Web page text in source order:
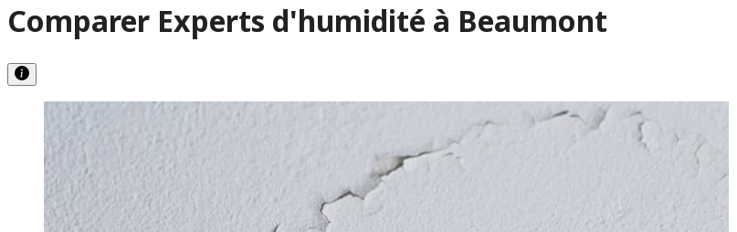
Comparer Experts d'humidité à Beaumont